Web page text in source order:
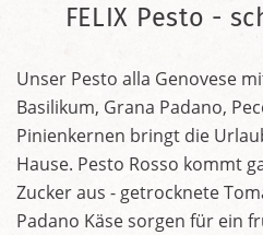
FELIX Pesto -
Unser Pesto alla Genovese
Basilikum, Grana Padano,
Pinienkernen bringt die
Hause. Pesto Rosso kommt
Zucker aus - getrocknete
Padano Käse sorgen für ein